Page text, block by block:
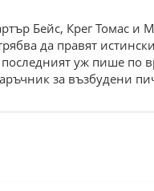
Бейс, Крег Томас
да правят
уж пише по
за възбудени